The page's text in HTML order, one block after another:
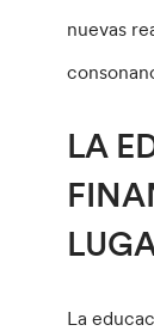
nuevas
LA
La